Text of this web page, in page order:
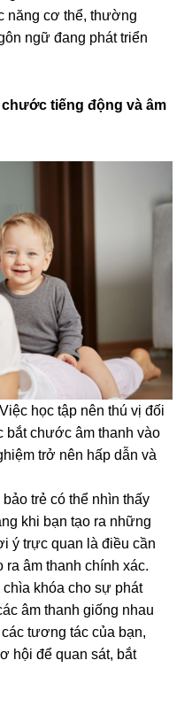
năng cơ thể, thường
ngữ đang phát triển
chước tiếng động và âm
Việc học tập nên thú vị đối
bắt chước âm thanh vào
trở nên hấp dẫn và
trẻ có thể nhìn thấy
khi bạn tạo ra những
ý trực quan là điều cần
ra âm thanh chính xác.
chìa khóa cho sự phát
âm thanh giống nhau
tương tác của bạn,
hội để quan sát, bắt